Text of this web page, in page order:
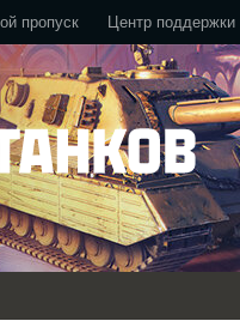
пропуск Центр поддержки